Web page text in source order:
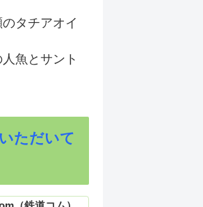
タチアオイ
魚とサント
ただいて